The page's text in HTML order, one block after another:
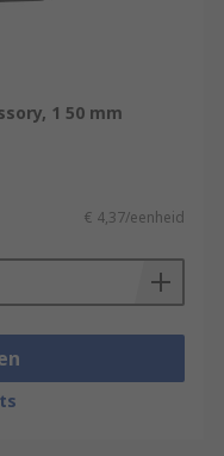
1 50 mm
€ 4,37/eenheid